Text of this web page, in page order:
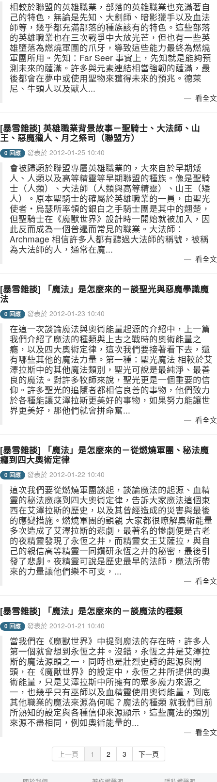
相較於聯盟的英雄職業，部落的英雄職業也充滿著自
己的特色，無論是先知、大劍師、暗影獵手以及血法
師等，幾乎都充滿部落的種族該有的特色。這些部落
的英雄職業也在三次戰爭中大放光芒，但也有一些英
雄墮落為燃燒軍團的爪牙，導致這些能力最終為燃燒
軍團所用。先知：Far Seer 事實上，先知就是能夠預
測未來的薩滿。許多與元素連結相當強韌的薩滿，最
後都會在夢中或使用聖物來獲得未來的預兆。德萊
尼、牛頭人以及獸人...
看全文
[暴雪雜談] 英雄職業背景故事－聖騎士、大法師、山
王、惡魔獵人、月之祭司（聯盟方）
0 回應 發表於 2012-01-25 10:40
會被歸類於聯盟專屬英雄職業的，大來自於早期矮
人、人類以及高等精靈等早期聯盟的種族。像是聖騎
士（人類）、大法師（人類與高等精靈）、山王（矮
人）。原本聖騎士的確屬於英雄職業的一員，由聖光
使者‧烏瑟所率領的銀白之手騎士團是其中的翹楚，
但聖騎士在《魔獸世界》設計時一開始就被加入，因
此反而成為一個普遍而常見的職業。大法師：
Archmage 相信許多人都有聽過大法師的稱號，被稱
為大法師的人，通常在魔...
看全文
[暴雪雜談] 「魔法」是怎麼來的－談聖光與惡魔學識魔
法
0 回應 發表於 2012-01-23 10:40
在這一次談論魔法與奧術能量起源的介紹中，上一篇
我們介紹了魔法的種類與上古之戰時的奧術能量之
癮，以及四大奧術定律，這次我們要接著看下去，還
有哪些其他的魔法力量。第一種：聖光魔法 相較於艾
澤拉斯中的其他魔法類別，聖光可說是最純淨、最善
良的魔法。對許多牧師來說，聖光更是一個重要的信
仰。許多聖光的追隨者都相信良善的事物，他們致力
於各種能讓艾澤拉斯更美好的事物，如果努力能讓世
界更美好，那他們就會拼命奮...
看全文
[暴雪雜談] 「魔法」是怎麼來的－從燃燒軍團、秘法魔
癮到四大奧術定律
0 回應 發表於 2012-01-22 10:40
這次我們要從燃燒軍團談起，談論魔法的起源、血精
靈的秘法魔癮到四大奧術定律，告訴大家魔法這個東
西在艾澤拉斯的歷史，以及其曾經造成的災害與最後
的應變措施。燃燒軍團的覬覦 大家都很瞭解奧術能量
多次造成了艾澤拉斯的悲劇，最著名的慘劇便是古老
的夜精靈發現了永恆之井，而精靈女王艾薩拉，與自
己的親信高等精靈一同鑽研永恆之井的秘密，最後引
發了悲劇。夜精靈可說是歷史最早的法師，魔法所帶
來的力量讓他們樂不可支，...
看全文
[暴雪雜談] 「魔法」是怎麼來的－談魔法的種類
0 回應 發表於 2012-01-21 10:40
當我們在《魔獸世界》中提到魔法的存在時，許多人
第一個就會想到永恆之井。沒錯，永恆之井是艾澤拉
斯的魔法源頭之一，同時也是壯烈史詩的起源與開
頭，在《魔獸世界》的設定中，永恆之井所提供的奧
術能量，只是艾澤拉斯中所擁有的眾多魔力來源之
一，也幾乎只有巫師以及血精靈使用奧術能量，到底
其他職業的魔法來源為何呢？魔法的種類 就我們目前
所熟知的設定與各種信仰來源顯示，這些魔法的類別
來源不盡相同，例如奧術能量的...
看全文
上一頁 1 2 3 下一頁